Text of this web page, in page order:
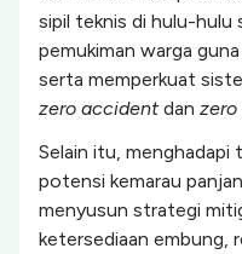
sipil teknis di hulu-hulu
pemukiman warga
serta memperkuat
zero accident dan
Selain itu,
potensi kemarau
menyusun strategi
ketersediaan embung,